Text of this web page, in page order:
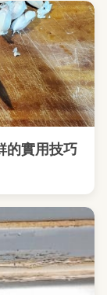
的實用技巧